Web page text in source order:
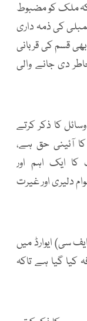
کہ ملک کو مضبوط
کی ذمہ داری
قسم کی قربانی
دی جانے والی
کا ذکر کرتے
آئینی حق ہے،
ایک اہم اور
دلیری اور غیرت
سی) ایوارڈ میں
فیصد اضافہ کیا گیا ہے تاکہ